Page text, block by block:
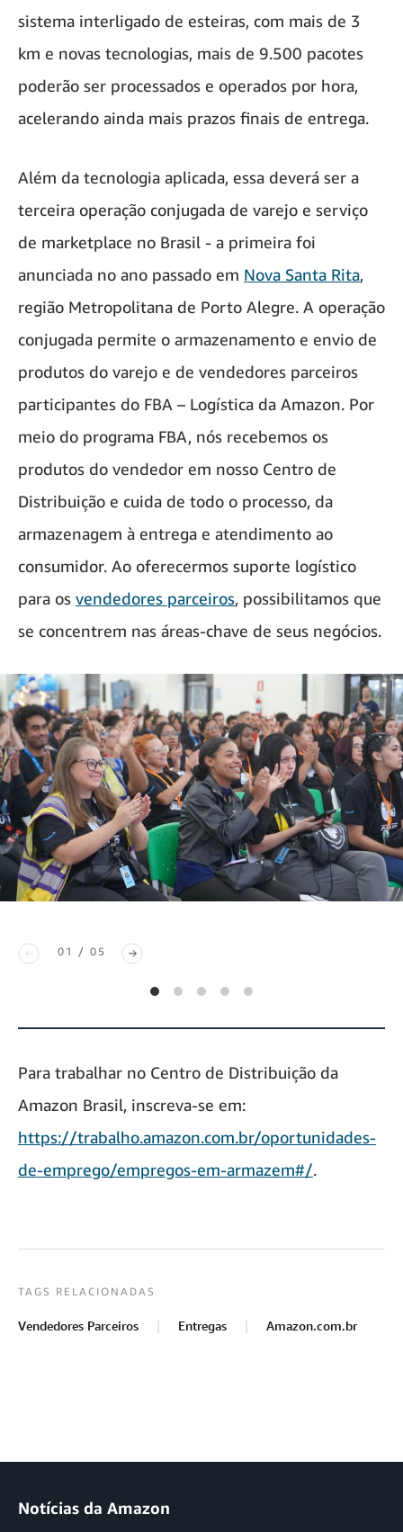
sistema interligado de esteiras, com mais de 3
km e novas tecnologias, mais de 9.500 pacotes
poderão ser processados e operados por hora,
acelerando ainda mais prazos finais de entrega.
Além da tecnologia aplicada, essa deverá ser a
terceira operação conjugada de varejo e serviço
de marketplace no Brasil - a primeira foi
anunciada no ano passado em Nova Santa Rita,
região Metropolitana de Porto Alegre. A operação
conjugada permite o armazenamento e envio de
produtos do varejo e de vendedores parceiros
participantes do FBA – Logística da Amazon. Por
meio do programa FBA, nós recebemos os
produtos do vendedor em nosso Centro de
Distribuição e cuida de todo o processo, da
armazenagem à entrega e atendimento ao
consumidor. Ao oferecermos suporte logístico
para os vendedores parceiros, possibilitamos que
se concentrem nas áreas-chave de seus negócios.
01 / 05
Para trabalhar no Centro de Distribuição da
Amazon Brasil, inscreva-se em:
https://trabalho.amazon.com.br/oportunidades-
de-emprego/empregos-em-armazem#/.
TAGS RELACIONADAS
Vendedores Parceiros Entregas Amazon.com.br
Notícias da Amazon